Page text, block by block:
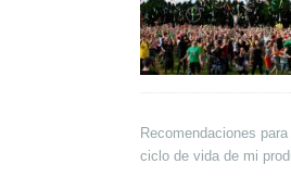
Recomendaciones
ciclo de vida de mi